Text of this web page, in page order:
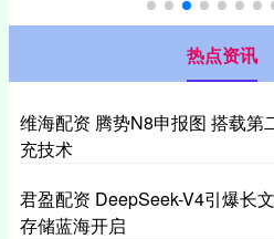
热点资讯
维海配资 腾势N8申报图 搭载第
充技术
君盈配资 DeepSeek-V4引爆长
存储蓝海开启